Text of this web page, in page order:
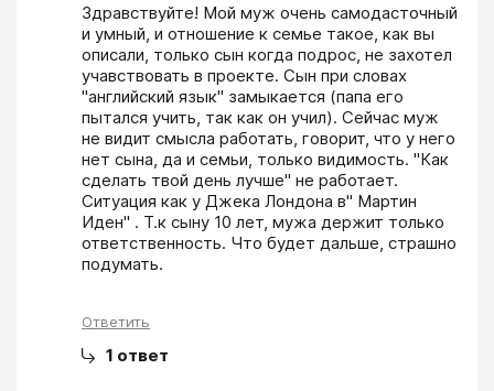
Здравствуйте! Мой муж очень самодасточный
и умный, и отношение к семье такое, как вы
описали, только сын когда подрос, не захотел
учавствовать в проекте. Сын при словах
"английский язык" замыкается (папа его
пытался учить, так как он учил). Сейчас муж
не видит смысла работать, говорит, что у него
нет сына, да и семьи, только видимость. "Как
сделать твой день лучше" не работает.
Ситуация как у Джека Лондона в" Мартин
Иден" . Т.к сыну 10 лет, мужа держит только
ответственность. Что будет дальше, страшно
подумать.
Ответить
1 ответ